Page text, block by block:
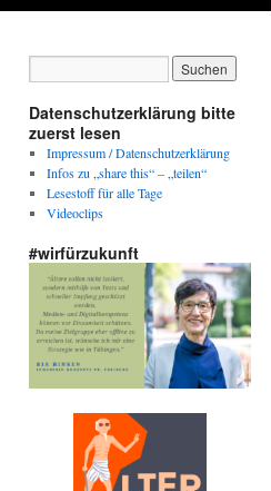
Datenschutzerklärung bitte
zuerst lesen
Impressum / Datenschutzerklärung
Infos zu „share this“ – „teilen“
Lesestoff für alle Tage
Videoclips
#wirfürzukunft